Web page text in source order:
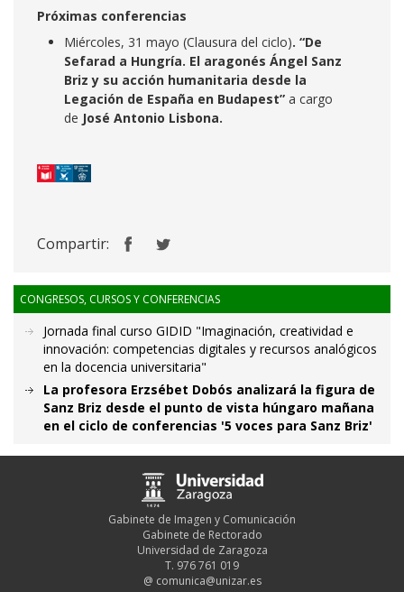
Próximas conferencias
Miércoles, 31 mayo (Clausura del ciclo). “De
Sefarad a Hungría. El aragonés Ángel Sanz
Briz y su acción humanitaria desde la
Legación de España en Budapest” a cargo
de José Antonio Lisbona.
Compartir:
CONGRESOS, CURSOS Y CONFERENCIAS
Jornada final curso GIDID "Imaginación, creatividad e
innovación: competencias digitales y recursos analógicos
en la docencia universitaria"
La profesora Erzsébet Dobós analizará la figura de
Sanz Briz desde el punto de vista húngaro mañana
en el ciclo de conferencias '5 voces para Sanz Briz'
Gabinete de Imagen y Comunicación
Gabinete de Rectorado
Universidad de Zaragoza
T. 976 761 019
@ comunica@unizar.es